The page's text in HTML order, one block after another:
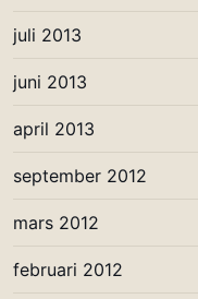
juli 2013
juni 2013
april 2013
september 2012
mars 2012
februari 2012